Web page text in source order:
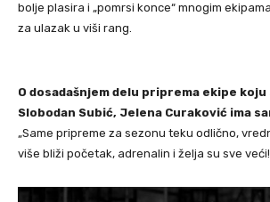
bolje plasira i „pomrsi konce“ mnogim
za ulazak u viši rang.
O dosadašnjem delu priprema ekipe
Slobodan Subić, Jelena Curaković ima
„Same pripreme za sezonu teku odlično,
više bliži početak, adrenalin i želja su sve veći!